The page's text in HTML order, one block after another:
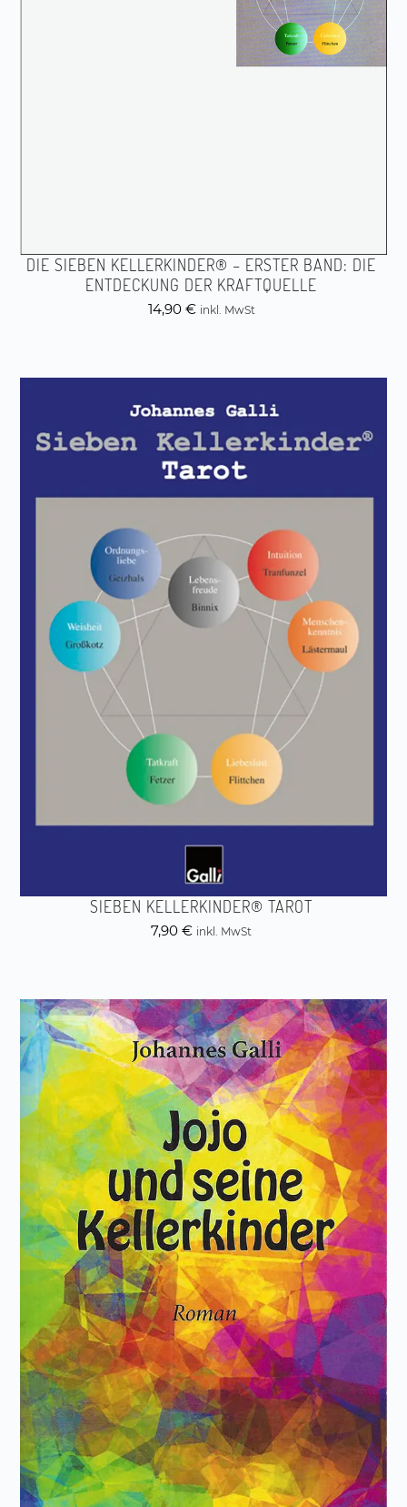
DIE SIEBEN KELLERKINDER® – ERSTER BAND: DIE
ENTDECKUNG DER KRAFTQUELLE
14,90 € inkl. MwSt
SIEBEN KELLERKINDER® TAROT
7,90 € inkl. MwSt